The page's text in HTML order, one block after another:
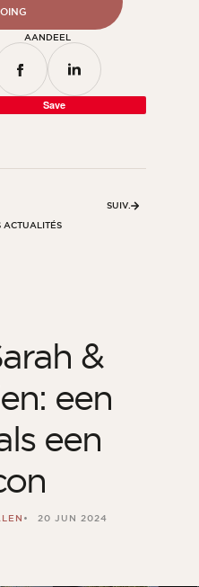
AANDEEL
Save
ACTUALITÉS
SUIV.
&
een
een
20 JUN 2024